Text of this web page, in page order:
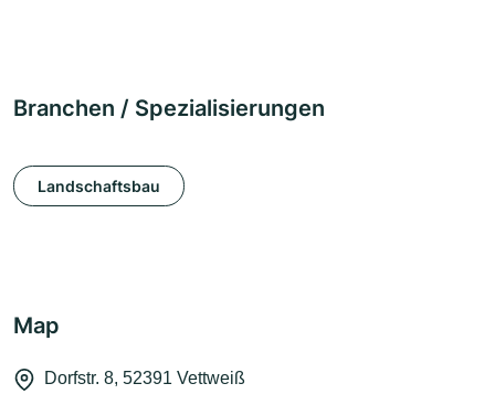
Branchen / Spezialisierungen
Landschaftsbau
Map
Dorfstr. 8, 52391 Vettweiß